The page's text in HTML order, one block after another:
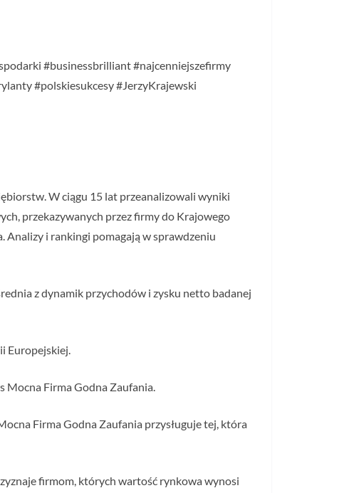
#businessbrilliant #najcenniejszefirmy
#polskiesukcesy #JerzyKrajewski
W ciągu 15 lat przeanalizowali wyniki
przekazywanych przez firmy do Krajowego
Analizy i rankingi pomagają w sprawdzeniu
z dynamik przychodów i zysku netto badanej
Europejskiej.
Mocna Firma Godna Zaufania.
Firma Godna Zaufania przysługuje tej, która
firmom, których wartość rynkowa wynosi